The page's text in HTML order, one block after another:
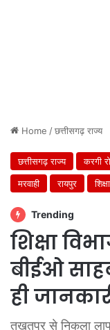
Home /छत्तीसगढ़ राज्य
छत्तीसगढ़ राज्य करगी
मरवाही
रायपुर शिक्षा
Trending
शिक्षा
बीईओ
ही
तखतपुर से निकला